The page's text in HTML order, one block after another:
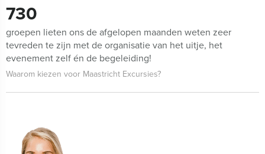
730
groepen lieten ons de afgelopen maanden weten zeer
tevreden te zijn met de organisatie van het uitje, het
evenement zelf én de begeleiding!
Waarom kiezen voor Maastricht Excursies?